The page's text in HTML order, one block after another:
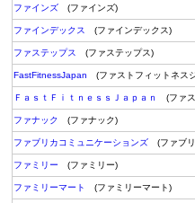
ファインズ (ファインズ)
ファインデックス (ファインデックス)
ファステップス (ファステップス)
FastFitnessJapan (ファストフィットネス
ＦａｓｔＦｉｔｎｅｓｓＪａｐａｎ (ファス
ファナック (ファナック)
ファブリカコミュニケーションズ (ファブ
ファミリー (ファミリー)
ファミリーマート (ファミリーマート)